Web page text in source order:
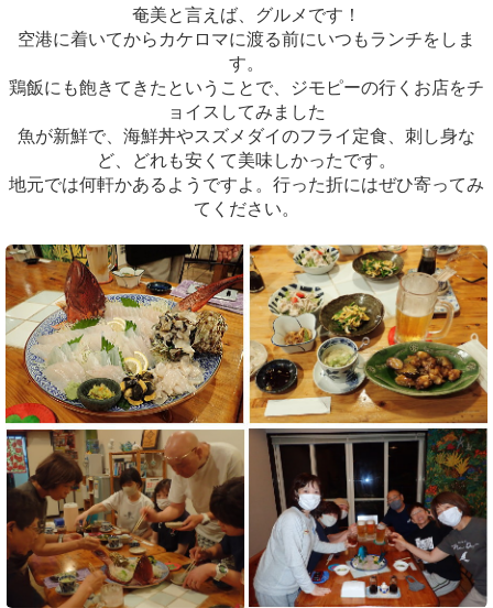
奄美と言えば、グルメです！
空港に着いてからカケロマに渡る前にいつもランチをしま
す。
鶏飯にも飽きてきたということで、ジモピーの行くお店をチ
ョイスしてみました
魚が新鮮で、海鮮丼やスズメダイのフライ定食、刺し身な
ど、どれも安くて美味しかったです。
地元では何軒かあるようですよ。行った折にはぜひ寄ってみ
てください。